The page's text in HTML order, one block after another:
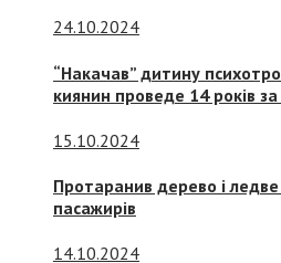
24.10.2024
“Накачав” дитину
киянин проведе 14 років
15.10.2024
Протаранив дерево і
пасажирів
14.10.2024